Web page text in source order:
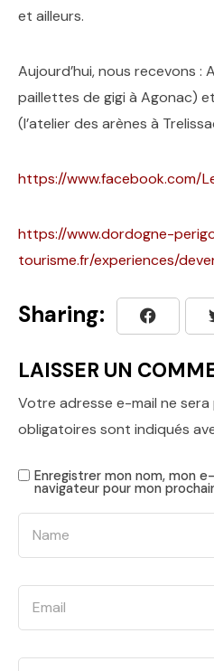
et ailleurs.
Aujourd’hui, nous recevons :
paillettes de gigi à Agonac)
(l’atelier des arènes à
https://www.facebook.com/
https://www.dordogne-
tourisme.fr/experiences/
Sharing:
LAISSER UN
Votre adresse e-mail ne sera
obligatoires sont indiqués
Enregistrer mon nom, mon
navigateur pour mon